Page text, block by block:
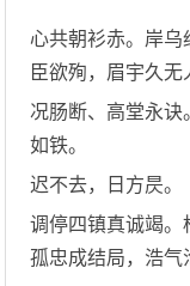
心共朝衫赤。岸乌
臣欲殉，眉宇久无
况肠断、高堂永诀
如铁。
迟不去，日方昃。
调停四镇真诚竭。
孤忠成结局，浩气